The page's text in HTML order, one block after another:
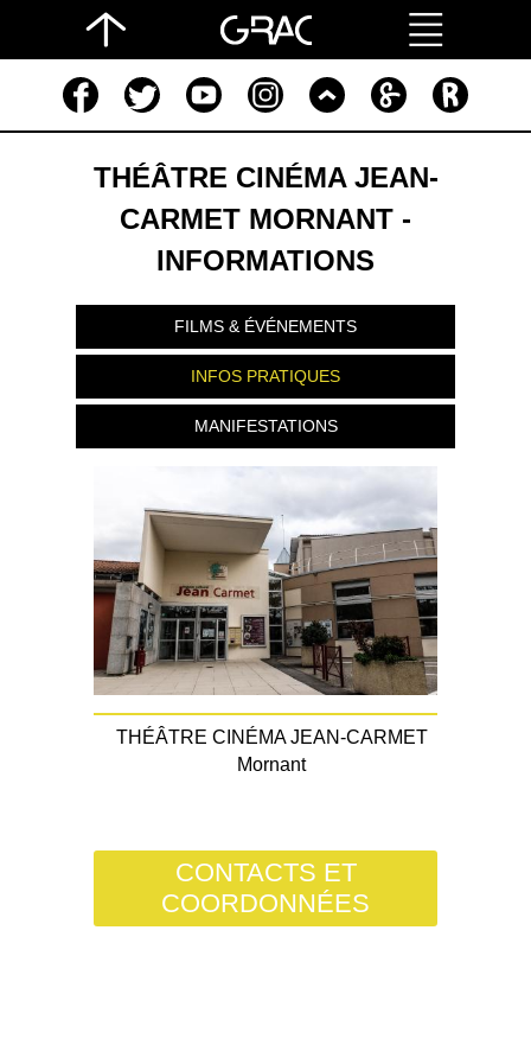
THÉÂTRE CINÉMA JEAN-
CARMET MORNANT -
INFORMATIONS
FILMS & ÉVÉNEMENTS
INFOS PRATIQUES
MANIFESTATIONS
THÉÂTRE CINÉMA JEAN-CARMET
Mornant
CONTACTS ET
COORDONNÉES